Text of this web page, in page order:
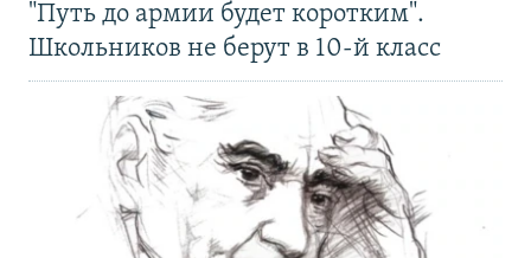
"Путь до армии будет коротким".
Школьников не берут в 10-й класс